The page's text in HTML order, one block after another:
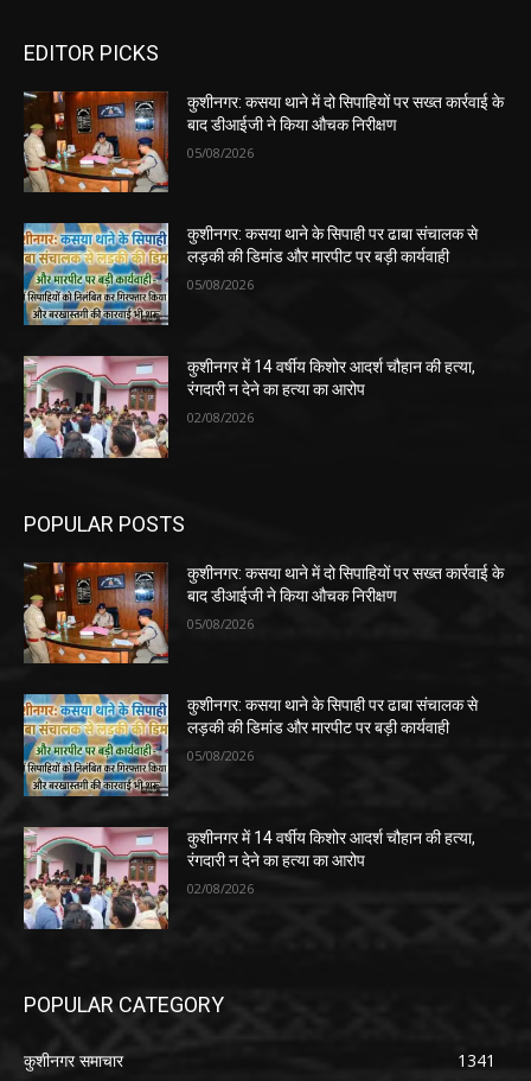
EDITOR PICKS
कुशीनगर: कसया थाने में दो सिपाहियों पर सख्त कार्रवाई के
बाद डीआईजी ने किया औचक निरीक्षण
05/08/2026
कुशीनगर: कसया थाने के सिपाही पर ढाबा संचालक से
लड़की की डिमांड और मारपीट पर बड़ी कार्यवाही
05/08/2026
कुशीनगर में 14 वर्षीय किशोर आदर्श चौहान की हत्या,
रंगदारी न देने का हत्या का आरोप
02/08/2026
POPULAR POSTS
कुशीनगर: कसया थाने में दो सिपाहियों पर सख्त कार्रवाई के
बाद डीआईजी ने किया औचक निरीक्षण
05/08/2026
कुशीनगर: कसया थाने के सिपाही पर ढाबा संचालक से
लड़की की डिमांड और मारपीट पर बड़ी कार्यवाही
05/08/2026
कुशीनगर में 14 वर्षीय किशोर आदर्श चौहान की हत्या,
रंगदारी न देने का हत्या का आरोप
02/08/2026
POPULAR CATEGORY
कुशीनगर समाचार
1341